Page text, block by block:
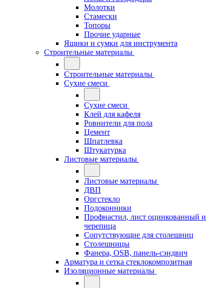
Молотки
Стамески
Топоры
Прочие ударные
Ящики и сумки для инструмента
Строительные материалы
Строительные материалы
Сухие смеси
Сухие смеси
Клей для кафеля
Ровнители для пола
Цемент
Шпатлевка
Штукатурка
Листовые материалы
Листовые материалы
ДВП
Оргстекло
Подоконники
Профнастил, лист оцинкованный и
черепица
Сопутствующие для столешниц
Столешницы
Фанера, OSB, панель-сэндвич
Арматура и сетка стеклокомпозитная
Изоляционные материалы